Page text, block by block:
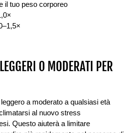
il tuo peso corporeo
O MODERATI PER
a moderato a qualsiasi età
al nuovo stress
Questo aiuterà a limitare